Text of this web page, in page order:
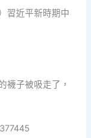
習近平新時期中
襪子被吸走了，